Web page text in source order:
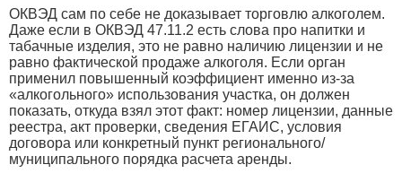
ОКВЭД сам по себе не доказывает торговлю алкоголем.
Даже если в ОКВЭД 47.11.2 есть слова про напитки и
табачные изделия, это не равно наличию лицензии и не
равно фактической продаже алкоголя. Если орган
применил повышенный коэффициент именно из-за
«алкогольного» использования участка, он должен
показать, откуда взял этот факт: номер лицензии, данные
реестра, акт проверки, сведения ЕГАИС, условия
договора или конкретный пункт регионального/
муниципального порядка расчета аренды.